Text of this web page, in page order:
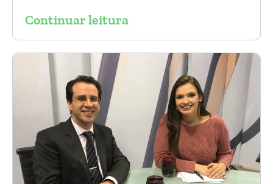
2017). Agradecemos a todos os participantes
Sergio Belczak pelo convite!
Continuar leitura